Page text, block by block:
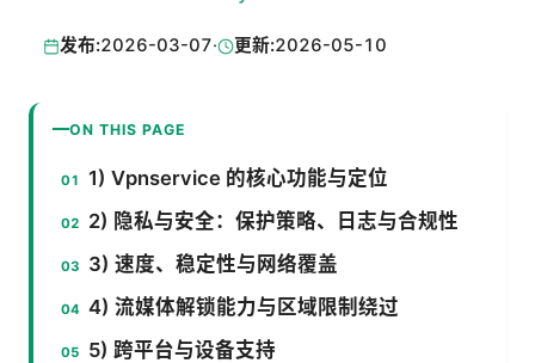
发布:2026-03-07· 更新:2026-05-10
ON THIS PAGE
1) Vpnservice 的核心功能与定位
2) 隐私与安全：保护策略、日志与合规性
3) 速度、稳定性与网络覆盖
4) 流媒体解锁能力与区域限制绕过
5) 跨平台与设备支持